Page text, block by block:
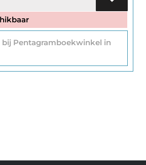
bij Pentagramboekwinkel in